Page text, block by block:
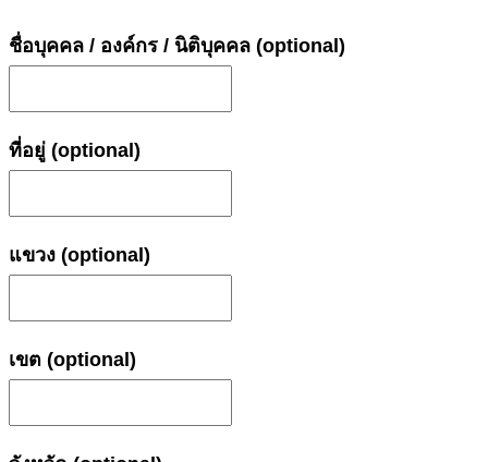
ชื่อบุคคล / องค์กร / นิติบุคคล (optional)
ที่อยู่ (optional)
แขวง (optional)
เขต (optional)